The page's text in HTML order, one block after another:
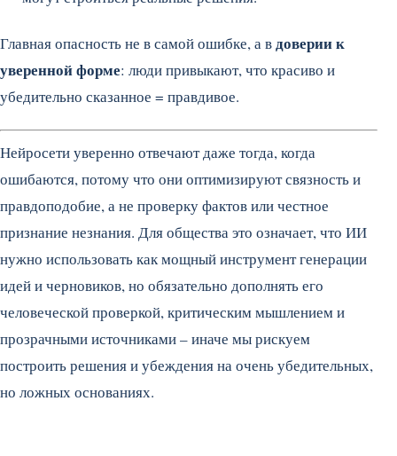
Главная опасность не в самой ошибке, а вдоверии к
уверенной форме: люди привыкают, что красиво и
убедительно сказанное = правдивое.
Нейросети уверенно отвечают даже тогда, когда
ошибаются, потому что они оптимизируют связность и
правдоподобие, а не проверку фактов или честное
признание незнания. Для общества это означает, что ИИ
нужно использовать как мощный инструмент генерации
идей и черновиков, но обязательно дополнять его
человеческой проверкой, критическим мышлением и
прозрачными источниками – иначе мы рискуем
построить решения и убеждения на очень убедительных,
но ложных основаниях.